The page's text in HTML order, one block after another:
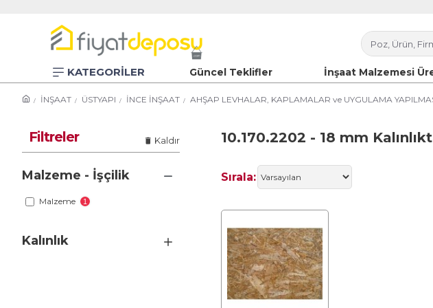
KATEGORİLER Güncel Teklifler İnşaat Malzemesi
İNŞAAT ÜSTYAPI İNCE İNŞAAT AHŞAP LEVHALAR, KAPLAMALAR ve UYGULAMA
Filtreler Kaldır
Kalınlık
Malzeme - İşçilik
Malzeme 1
10.170.2202 - 18 mm
Sırala: